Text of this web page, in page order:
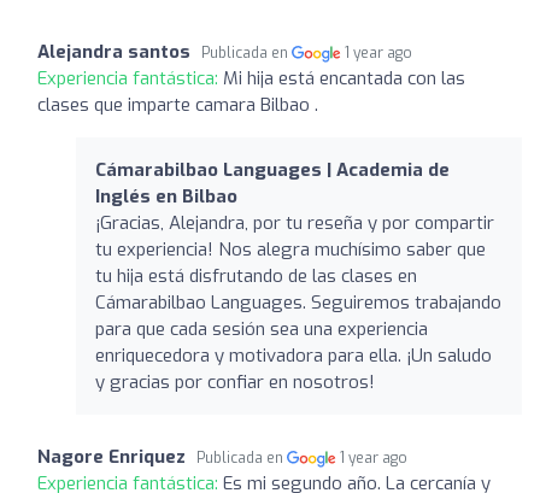
Alejandra santos Publicada en 1 year ago
Experiencia fantástica: Mi hija está encantada con las
clases que imparte camara Bilbao .
Cámarabilbao Languages | Academia de
Inglés en Bilbao
¡Gracias, Alejandra, por tu reseña y por compartir
tu experiencia! Nos alegra muchísimo saber que
tu hija está disfrutando de las clases en
Cámarabilbao Languages. Seguiremos trabajando
para que cada sesión sea una experiencia
enriquecedora y motivadora para ella. ¡Un saludo
y gracias por confiar en nosotros!
Nagore Enriquez Publicada en 1 year ago
Experiencia fantástica: Es mi segundo año. La cercanía y